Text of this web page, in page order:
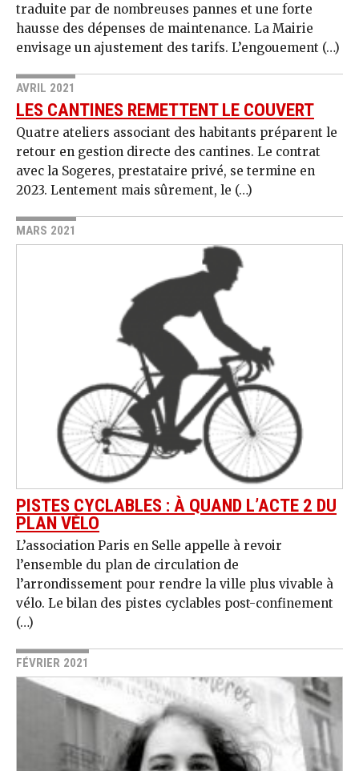
traduite par de nombreuses pannes et une forte
hausse des dépenses de maintenance. La Mairie
envisage un ajustement des tarifs. L’engouement (…)
AVRIL 2021
LES CANTINES REMETTENT LE COUVERT
Quatre ateliers associant des habitants préparent le
retour en gestion directe des cantines. Le contrat
avec la Sogeres, prestataire privé, se termine en
2023. Lentement mais sûrement, le (…)
MARS 2021
PISTES CYCLABLES : À QUAND L’ACTE 2 DU
PLAN VÉLO
L’association Paris en Selle appelle à revoir
l’ensemble du plan de circulation de
l’arrondissement pour rendre la ville plus vivable à
vélo. Le bilan des pistes cyclables post-confinement
(…)
FÉVRIER 2021